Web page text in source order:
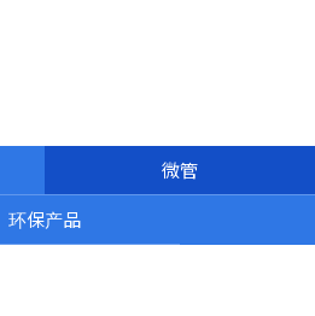
微管
环保产品